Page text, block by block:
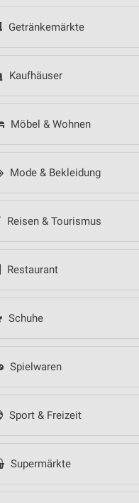
Getränkemärkte
Kaufhäuser
Möbel & Wohnen
Mode & Bekleidung
Reisen & Tourismus
Restaurant
Schuhe
Spielwaren
Sport & Freizeit
Supermärkte